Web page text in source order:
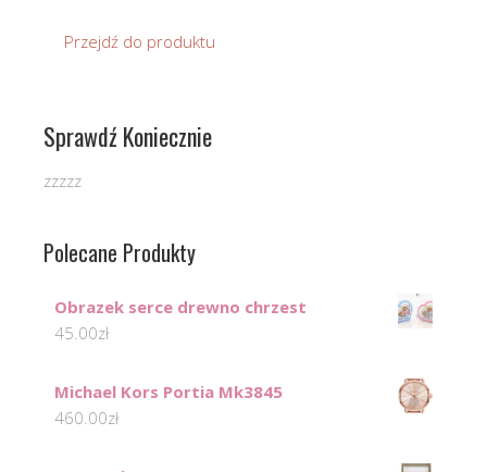
Przejdź do produktu
Sprawdź Koniecznie
zzzzz
Polecane Produkty
Obrazek serce drewno chrzest
45.00zł
Michael Kors Portia Mk3845
460.00zł